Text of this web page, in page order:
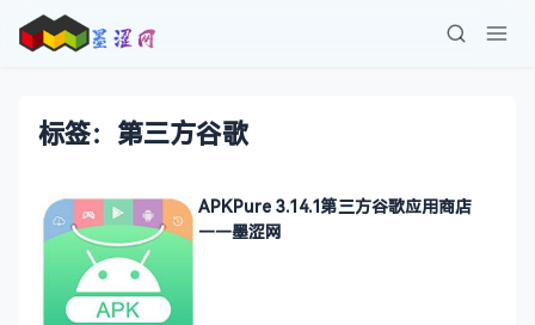
标签：第三方谷歌
APKPure 3.14.1第三方谷歌应用商店
——墨涩网